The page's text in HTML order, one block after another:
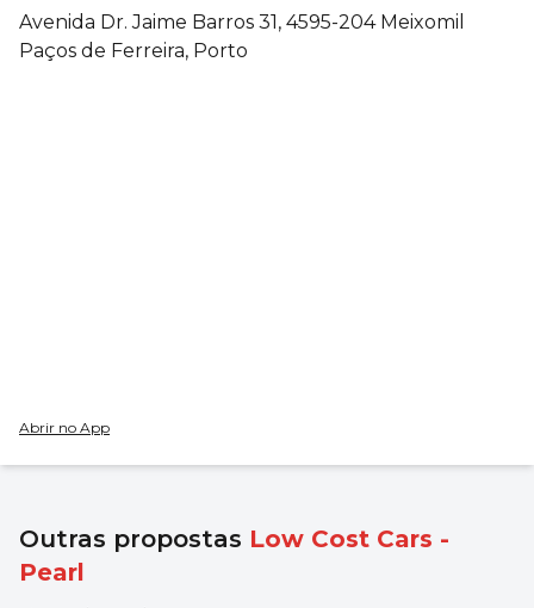
Avenida Dr. Jaime Barros 31, 4595-204 Meixomil
Paços de Ferreira, Porto
Abrir no App
Outras propostas Low Cost Cars -
Pearl